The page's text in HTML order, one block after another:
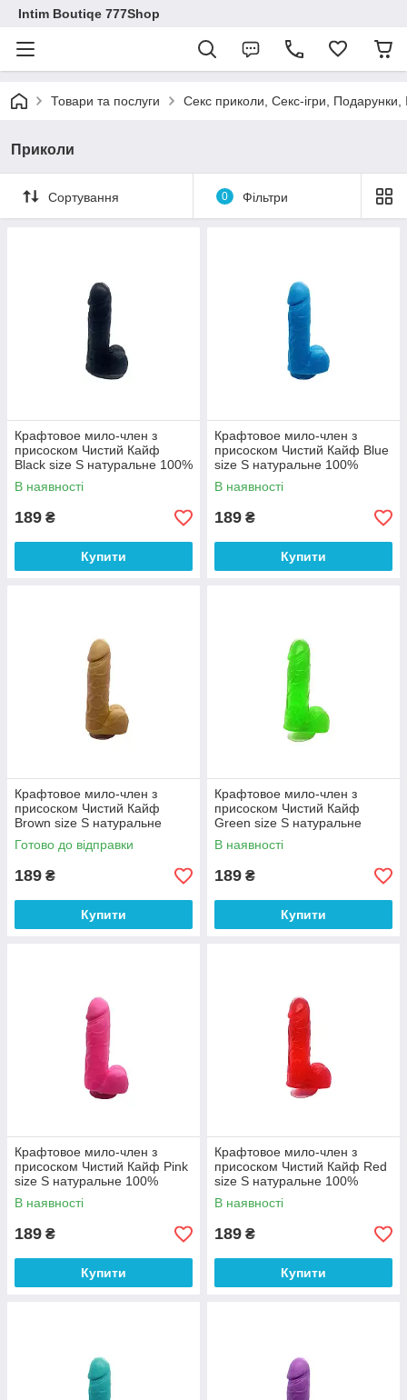
Intim Boutiqe 777Shop
Товари та послуги Секс приколи, Секс-ігри, Подарунки,
Приколи
Сортування 0 Фільтри
Крафтовое мило-член з
присоском Чистий Кайф
Black size S натуральне 100%
Анонімності
В наявності
189 ₴
Купити
Крафтовое мило-член з
присоском Чистий Кайф Blue
size S натуральне 100%
Анонімності
В наявності
189 ₴
Купити
Крафтовое мило-член з
присоском Чистий Кайф
Brown size S натуральне
100% Анонімності
Готово до відправки
189 ₴
Купити
Крафтовое мило-член з
присоском Чистий Кайф
Green size S натуральне
100% Анонімності
В наявності
189 ₴
Купити
Крафтовое мило-член з
присоском Чистий Кайф Pink
size S натуральне 100%
Анонімності
В наявності
189 ₴
Купити
Крафтовое мило-член з
присоском Чистий Кайф Red
size S натуральне 100%
Анонімності
В наявності
189 ₴
Купити